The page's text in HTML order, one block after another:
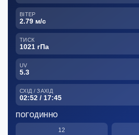
ВІТЕР
2.79 м/с
ТИСК
1021 гПа
UV
5.3
СХІД / ЗАХІД
02:52 / 17:45
ПОГОДИННО
12